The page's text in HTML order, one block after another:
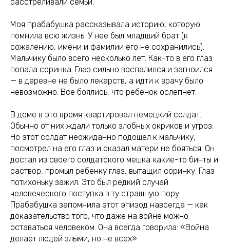
Моя прабабушка рассказывала историю, которую
помнила всю жизнь. У нее был младший брат (к
сожалению, имени и фамилии его не сохранились).
Мальчику было всего несколько лет. Как-то в его глаз
попала соринка. Глаз сильно воспалился и загноился
— в деревне не было лекарств, а идти к врачу было
невозможно. Все боялись, что ребенок ослепнет.
В доме в это время квартировал немецкий солдат.
Обычно от них ждали только злобных окриков и угроз.
Но этот солдат неожиданно подошел к мальчику,
посмотрел на его глаз и сказал матери не бояться. Он
достал из своего солдатского мешка какие-то бинты и
раствор, промыл ребенку глаз, вытащил соринку. Глаз
потихоньку зажил. Это был редкий случай
человеческого поступка в ту страшную пору.
Прабабушка запомнила этот эпизод навсегда — как
доказательство того, что даже на войне можно
оставаться человеком. Она всегда говорила: «Война
делает людей злыми, но не всех».